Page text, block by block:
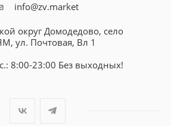
info@zv.market
округ Домодедово, село
ул. Почтовая, Вл 1
8:00-23:00 Без выходных!